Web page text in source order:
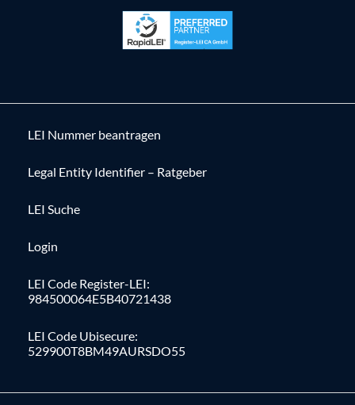
LEI Nummer beantragen
Legal Entity Identifier – Ratgeber
LEI Suche
Login
LEI Code Register-LEI:
984500064E5B40721438
LEI Code Ubisecure:
529900T8BM49AURSDO55